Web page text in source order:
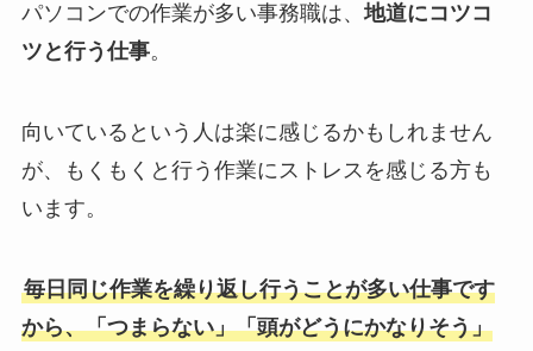
パソコンでの作業が多い事務職は、地道にコツコ
ツと行う仕事。
向いているという人は楽に感じるかもしれません
が、もくもくと行う作業にストレスを感じる方も
います。
毎日同じ作業を繰り返し行うことが多い仕事です
から、「つまらない」「頭がどうにかなりそう」